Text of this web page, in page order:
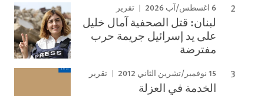
6 اغسطس/آب 2026 تقرير
لبنان: قتل الصحفية آمال خليل
على يد إسرائيل جريمة حرب
مفترضة
15 نوفمبر/تشرين الثاني 2012 تقرير
الخدمة في العزلة